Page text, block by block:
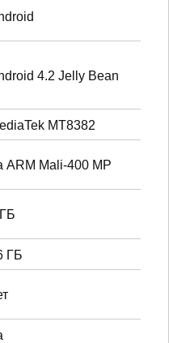
4.2 Jelly Bean
MT8382
ARM Mali-400 MP
ГБ